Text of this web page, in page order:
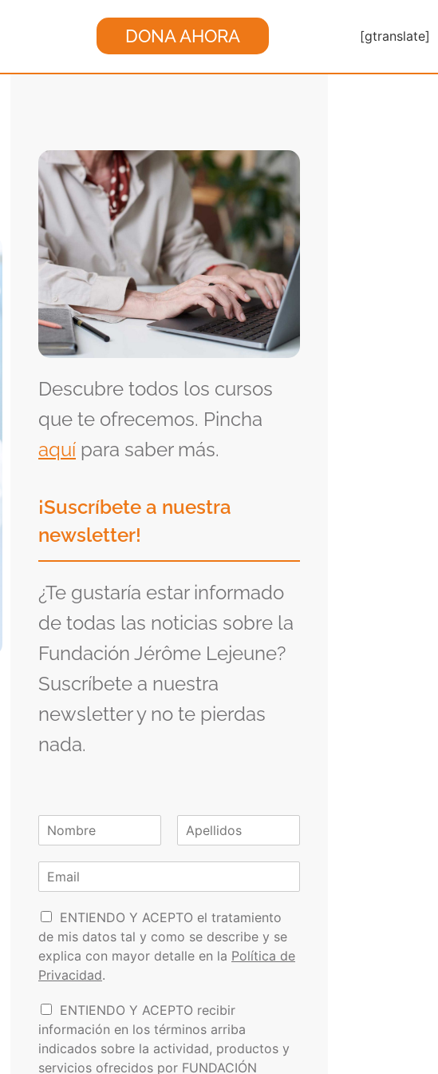
DONA AHORA [gtranslate]
Descubre todos los cursos
que te ofrecemos. Pincha
aquí para saber más.
¡Suscríbete a nuestra
newsletter!
¿Te gustaría estar informado
de todas las noticias sobre la
Fundación Jérôme Lejeune?
Suscríbete a nuestra
newsletter y no te pierdas
nada.
*
o
b
e
p
l
i
o
s
r
e
e
l
c
t
r
P
o
l
í
t
c
a
d
e
ENTIENDO Y ACEPTO el tratamiento
de mis datos tal y como se describe y se
explica con mayor detalle en la Política de
Privacidad.
I
n
f
o
ENTIENDO Y ACEPTO recibir
información en los términos arriba
indicados sobre la actividad, productos y
servicios ofrecidos por FUNDACIÓN